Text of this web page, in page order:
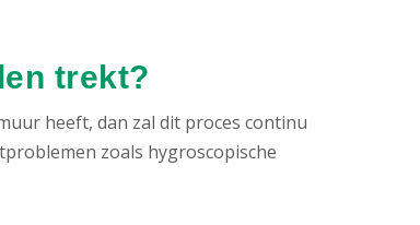
trekt?
heeft, dan zal dit proces continu
zoals hygroscopische